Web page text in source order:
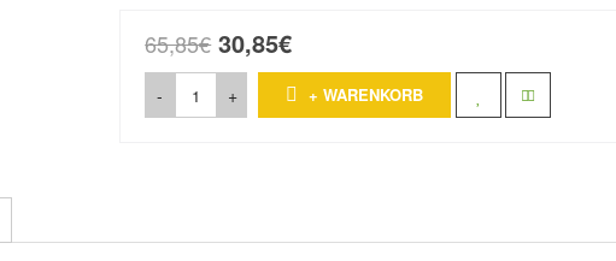
65,85€ 30,85€
- + + WARENKORB